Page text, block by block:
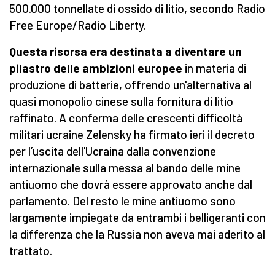
500.000 tonnellate di ossido di litio, secondo Radio
Free Europe/Radio Liberty.
Questa risorsa era destinata a diventare un
pilastro delle ambizioni europee in materia di
produzione di batterie, offrendo un'alternativa al
quasi monopolio cinese sulla fornitura di litio
raffinato. A conferma delle crescenti difficoltà
militari ucraine Zelensky ha firmato ieri il decreto
per l’uscita dell'Ucraina dalla convenzione
internazionale sulla messa al bando delle mine
antiuomo che dovrà essere approvato anche dal
parlamento. Del resto le mine antiuomo sono
largamente impiegate da entrambi i belligeranti con
la differenza che la Russia non aveva mai aderito al
trattato.